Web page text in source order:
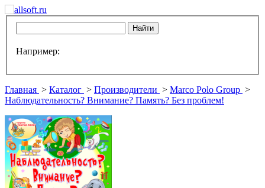
Например:
Главная > Каталог > Производители > Marco Polo Group >
Наблюдательность? Внимание? Память? Без проблем!